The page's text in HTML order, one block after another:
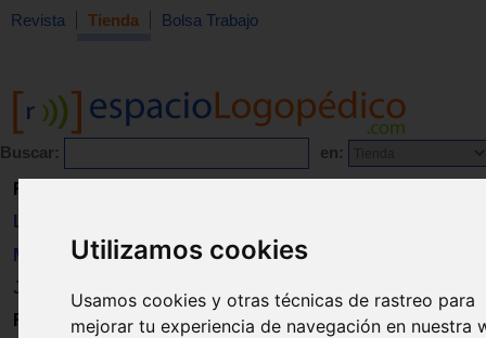
Utilizamos cookies
Usamos cookies y otras técnicas de rastreo para
mejorar tu experiencia de navegación en nuestra
Revista Tienda Bolsa Trabajo
Buscar: en:
Revista
Libros
Material
Juguetes
Formación